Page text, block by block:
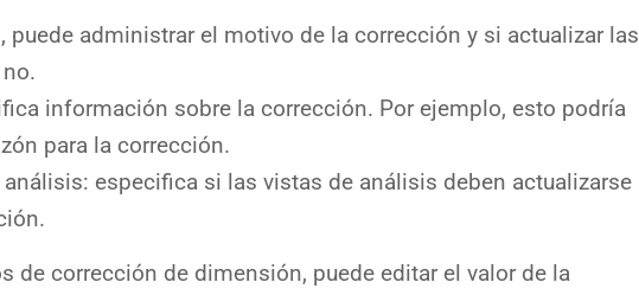
puede administrar el motivo de la corrección y si actualizar las
información sobre la corrección. Por ejemplo, esto podría
para la corrección.
especifica si las vistas de análisis deben actualizarse
de corrección de dimensión, puede editar el valor de la